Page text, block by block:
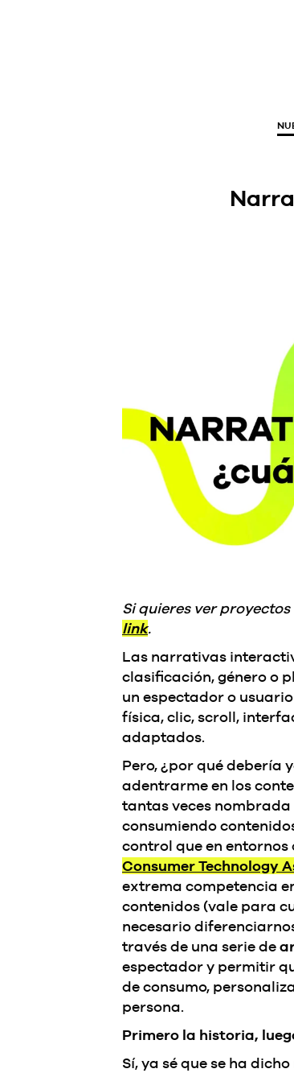
Si quieres ver
link.
Las narrativas
clasificación, género o
un espectador o
física, clic, scroll,
adaptados.
Pero, ¿por qué debería
adentrarme en los
tantas veces nombrada
consumiendo
control que en entornos
Consumer Technology
extrema competencia
contenidos (vale para
necesario
través de una serie de
espectador y permitir
de consumo,
persona.
Primero la historia,
Sí,ya sé que se ha